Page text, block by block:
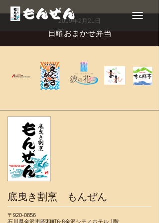
Toggle
navigation
2019年2月21日
日曜おまかせ弁当
底曳き割烹 もんぜん
〒920-0856
石川県金沢市昭和町6-8金沢シティホテル 1階